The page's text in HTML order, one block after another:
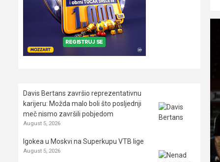
Davis Bertans završio reprezentativnu
karijeru: Možda malo boli što posljednji
meč nismo završili pobjedom
August 5, 2026
Igokea u Moskvi na Superkupu VTB lige
August 5, 2026